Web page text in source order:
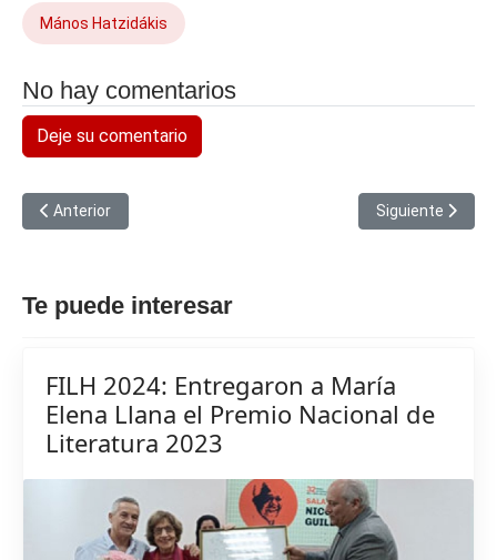
Mános Hatzidákis
No hay comentarios
Deje su comentario
Artículo anterior: Un puente musical se acerca a La Habana
Anterior Artículo
Siguiente
Te puede interesar
FILH 2024: Entregaron a María
Elena Llana el Premio Nacional de
Literatura 2023